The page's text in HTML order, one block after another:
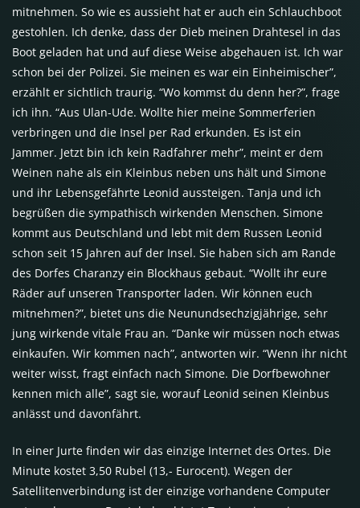
mitnehmen. So wie es aussieht hat er auch ein Schlauchboot
gestohlen. Ich denke, dass der Dieb meinen Drahtesel in das
Boot geladen hat und auf diese Weise abgehauen ist. Ich war
schon bei der Polizei. Sie meinen es war ein Einheimischer”,
erzählt er sichtlich traurig. “Wo kommst du denn her?”, frage
ich ihn. “Aus Ulan-Ude. Wollte hier meine Sommerferien
verbringen und die Insel per Rad erkunden. Es ist ein
Jammer. Jetzt bin ich kein Radfahrer mehr”, meint er dem
Weinen nahe als ein Kleinbus neben uns hält und Simone
und ihr Lebensgefährte Leonid aussteigen. Tanja und ich
begrüßen die sympathisch wirkenden Menschen. Simone
kommt aus Deutschland und lebt mit dem Russen Leonid
schon seit 15 Jahren auf der Insel. Sie haben sich am Rande
des Dorfes Charanzy ein Blockhaus gebaut. “Wollt ihr eure
Räder auf unseren Transporter laden. Wir können euch
mitnehmen?”, bietet uns die Neunundsechzigjährige, sehr
jung wirkende vitale Frau an. “Danke wir müssen noch etwas
einkaufen. Wir kommen nach”, antworten wir. “Wenn ihr nicht
weiter wisst, fragt einfach nach Simone. Die Dorfbewohner
kennen mich alle”, sagt sie, worauf Leonid seinen Kleinbus
anlässt und davonfährt.
In einer Jurte finden wir das einzige Internet des Ortes. Die
Minute kostet 3,50 Rubel (13,- Eurocent). Wegen der
Satellitenverbindung ist der einzige vorhandene Computer